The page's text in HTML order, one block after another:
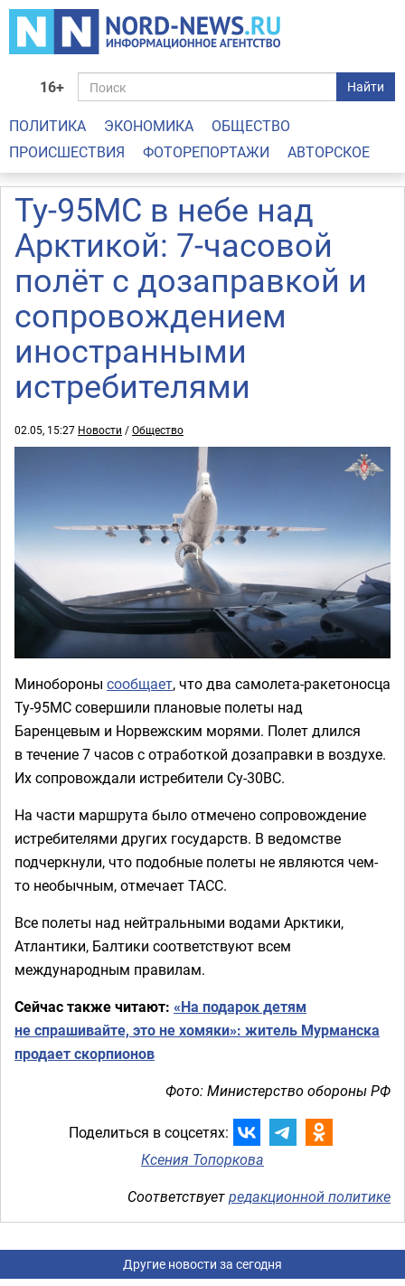
16+ Найти
ПОЛИТИКА ЭКОНОМИКА
ОБЩЕСТВО
ПРОИСШЕСТВИЯ
ФОТОРЕПОРТАЖИ АВТОРСКОЕ
Ту‑95МС в небе над
Арктикой: 7‑часовой
полёт с дозаправкой и
сопровождением
иностранными
истребителями
02.05, 15:27 Новости /Общество
Минобороны сообщает, что два самолета-ракетоносца
Ту-95МС совершили плановые полеты над
Баренцевым и Норвежским морями. Полет длился
в течение 7 часов с отработкой дозаправки в воздухе.
Их сопровождали истребители Су-30ВС.
На части маршрута было отмечено сопровождение
истребителями других государств. В ведомстве
подчеркнули, что подобные полеты не являются чем-
то необычным, отмечает ТАСС.
Все полеты над нейтральными водами Арктики,
Атлантики, Балтики соответствуют всем
международным правилам.
Сейчас также читают: «На подарок детям
не спрашивайте, это не хомяки»: житель Мурманска
продает скорпионов
Фото: Министерство обороны РФ
Поделиться в соцсетях:
Ксения Топоркова
Соответствуетредакционной политике
Другие новости за сегодня